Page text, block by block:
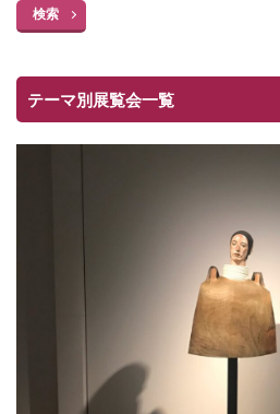
検索
テーマ別展覧会一覧